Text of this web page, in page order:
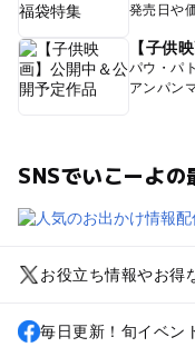
発売日や
【子供
パウ・パ
アンパン
SNSでいこーよの
お役立ち情報やお得
毎日更新！旬イベン